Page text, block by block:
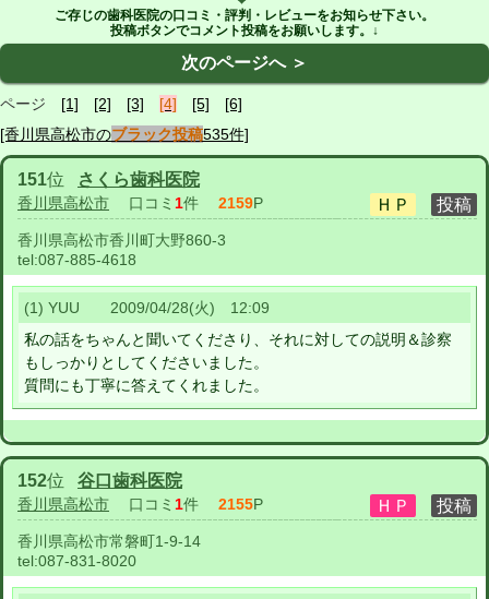
ご存じの歯科医院の口コミ・評判・レビューをお知らせ下さい。
投稿ボタンでコメント投稿をお願いします。↓
次のページへ ＞
ページ [1] [2] [3] [4] [5]
[6]
[香川県高松市のブラック投稿535件]
151位 さくら歯科医院
香川県高松市 口コミ 1件 2159P
香川県高松市香川町大野860-3
tel:087-885-4618
(1) YUU 2009/04/28(火) 12:09
私の話をちゃんと聞いてくださり、それに対しての説明＆診察
もしっかりとしてくださいました。
質問にも丁寧に答えてくれました。
152位 谷口歯科医院
香川県高松市 口コミ 1件 2155P
香川県高松市常磐町1-9-14
tel:087-831-8020